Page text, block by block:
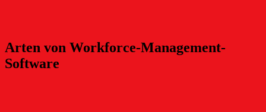
Arten von Workforce-Management-
Software